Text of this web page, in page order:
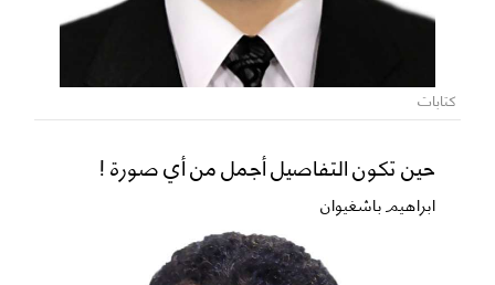
كتابات
حين تكون التفاصيل أجمل من أي صورة !
ابراهيم باشغيوان